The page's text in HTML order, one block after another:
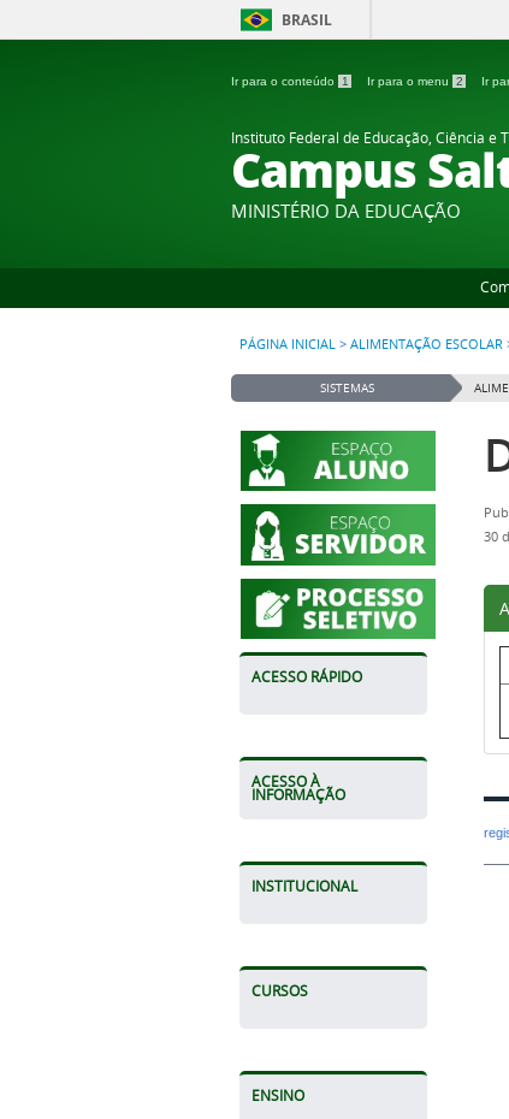
BRASIL
Ir para o conteúdo 1 Ir para o menu 2 Ir
Instituto Federal de Educação, Ciência e
Campus
MINISTÉRIO DA EDUCAÇÃO
PÁGINA INICIAL > ALIMENTAÇÃO ESCOLAR
SISTEMAS
ACESSO RÁPIDO
ACESSO À
INFORMAÇÃO
INSTITUCIONAL
CURSOS
ENSINO
30